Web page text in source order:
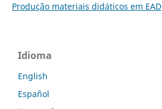
Produção materiais didáticos em EAD
Idioma
English
Español